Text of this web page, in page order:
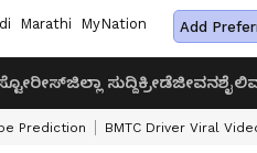
Marathi MyNation Add
ಜಿಲ್ಲಾ ಸುದ್ದಿಕ್ರೀಡೆಜೀವನಶೈಲಿ
Prediction BMTC Driver Viral